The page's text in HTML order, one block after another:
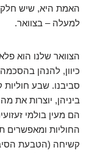
האמת היא, שיש חלק
למעלה – בצוואר.
הצוואר שלנו הוא
כיוון, להנהן
ביניהן, יוצרות את
הם מעין בולמי
החוליות ומאפשרים
קשיחה (הטבעת